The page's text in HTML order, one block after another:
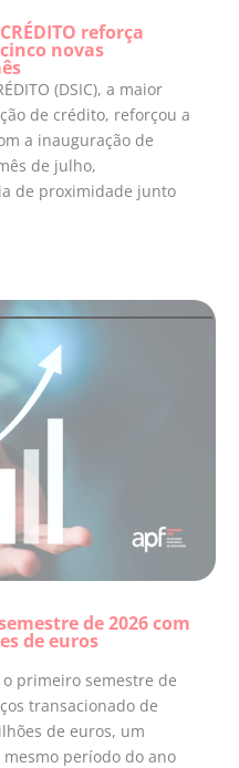
reforça
novas
(DSIC), a maior
de crédito, reforçou a
a inauguração de
de julho,
de proximidade junto
de 2026 com
de euros
o primeiro semestre de
transacionado de
de euros, um
período do ano